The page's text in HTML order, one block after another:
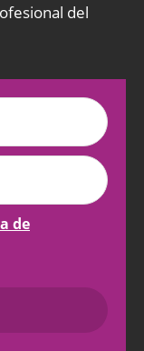
del
de